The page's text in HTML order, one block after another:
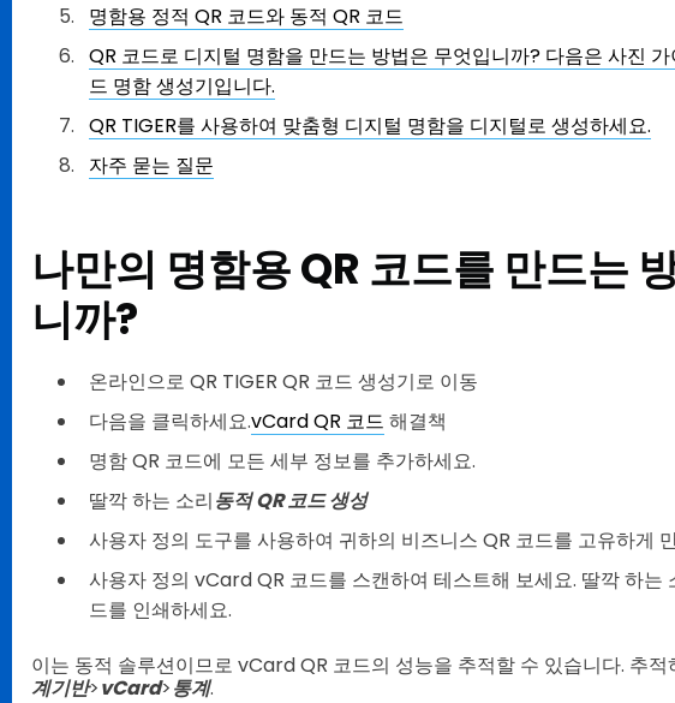
명함용 정적 QR 코드와 동적 QR 코드
QR 코드로 디지털 명함을 만드는 방법은 무엇입니까? 다음은 사진
드 명함 생성기입니다.
QR TIGER를 사용하여 맞춤형 디지털 명함을 디지털로 생성하세요.
자주 묻는 질문
나만의 명함용 QR 코드를 만드는
니까?
온라인으로 QR TIGER QR 코드 생성기로 이동
다음을 클릭하세요.vCard QR 코드 해결책
명함 QR 코드에 모든 세부 정보를 추가하세요.
딸깍 하는 소리동적 QR 코드 생성
사용자 정의 도구를 사용하여 귀하의 비즈니스 QR 코드를 고유하게
사용자 정의 vCard QR 코드를 스캔하여 테스트해 보세요. 딸깍 하는
드를 인쇄하세요.
이는 동적 솔루션이므로 vCard QR 코드의 성능을 추적할 수 있습니다. 추적
계기반>vCard>통계.